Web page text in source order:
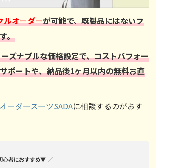
ルオーダーが可能で、既製品にはないフ
。
ズナブルな価格設定で、コストパフォー
ポートや、納品後1ヶ月以内の無料お直
オーダースーツSADAに相談するのがおす
心者におすすめ▼ ／